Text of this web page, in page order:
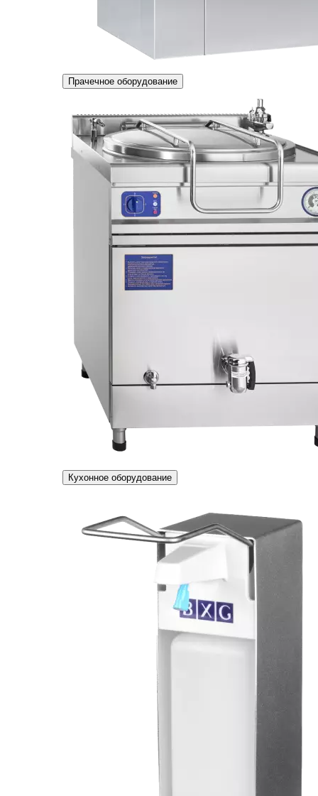
Прачечное оборудование
Кухонное оборудование